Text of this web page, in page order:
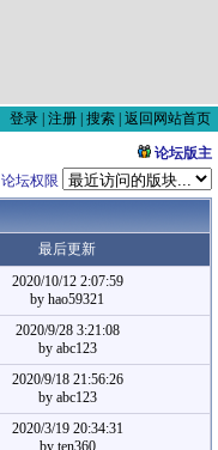
登录 注册 搜索 返回网站首页
论坛版主
论坛权限
最后更新
2020/10/12 2:07:59
by hao59321
2020/9/28 3:21:08
by abc123
2020/9/18 21:56:26
by abc123
2020/3/19 20:34:31
by ten360